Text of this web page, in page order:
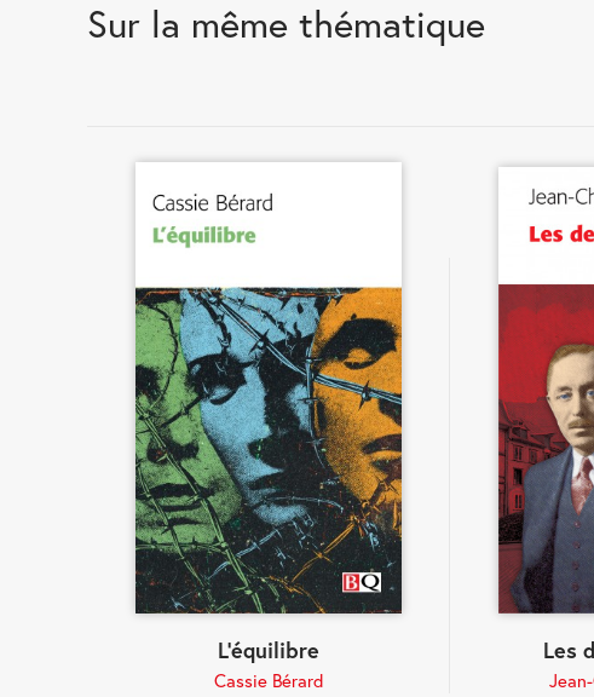
Sur la même thématique
L'équilibre
Cassie Bérard
Les